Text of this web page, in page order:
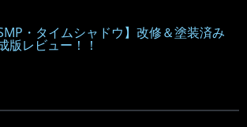
SMP・タイムシャドウ】改修＆塗装済み
版レビュー！！